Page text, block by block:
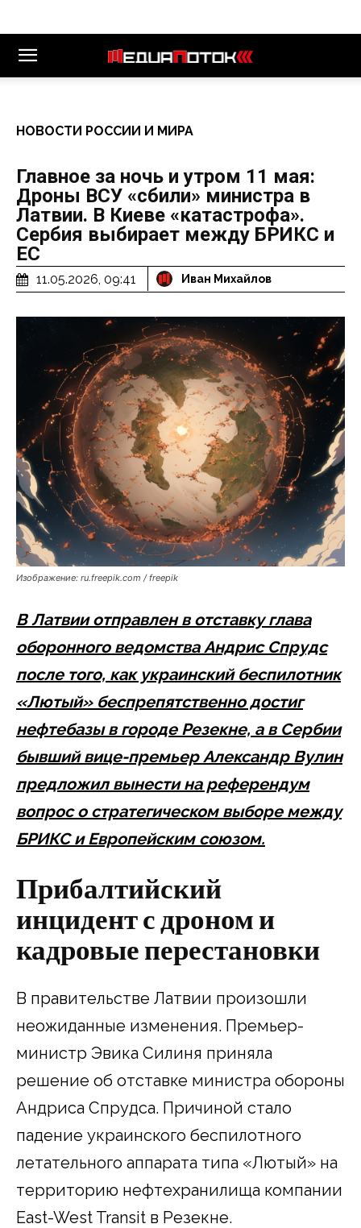
НОВОСТИ РОССИИ И МИРА
Главное за ночь и утром 11 мая:
Дроны ВСУ «сбили» министра в
Латвии. В Киеве «катастрофа».
Сербия выбирает между БРИКС и
ЕС
11.05.2026, 09:41 Иван Михайлов
Изображение: ru.freepik.com / freepik
В Латвии отправлен в отставку глава
оборонного ведомства Андрис Спрудс
после того, как украинский беспилотник
«Лютый» беспрепятственно достиг
нефтебазы в городе Резекне, а в Сербии
бывший вице-премьер Александр Вулин
предложил вынести на референдум
вопрос о стратегическом выборе между
БРИКС и Европейским союзом.
Прибалтийский
инцидент с дроном и
кадровые перестановки
В правительстве Латвии произошли
неожиданные изменения. Премьер-
министр Эвика Силиня приняла
решение об отставке министра обороны
Андриса Спрудса. Причиной стало
падение украинского беспилотного
летательного аппарата типа «Лютый» на
территорию нефтехранилища компании
East-West Transit в Резекне.